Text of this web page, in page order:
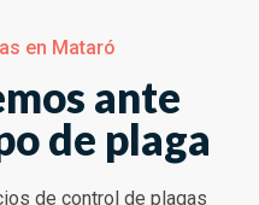
en Mataró
ante
de plaga
de control de plagas